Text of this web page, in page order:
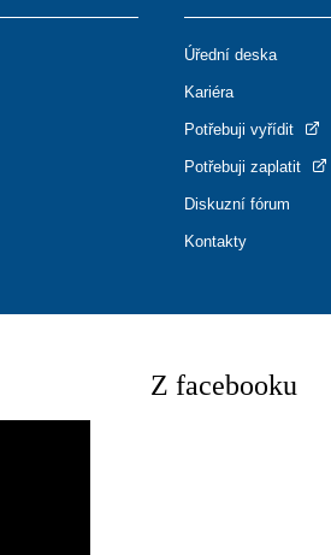
Úřední deska
Kariéra
Potřebuji vyřídit
Potřebuji zaplatit
Diskuzní fórum
Kontakty
Z facebooku